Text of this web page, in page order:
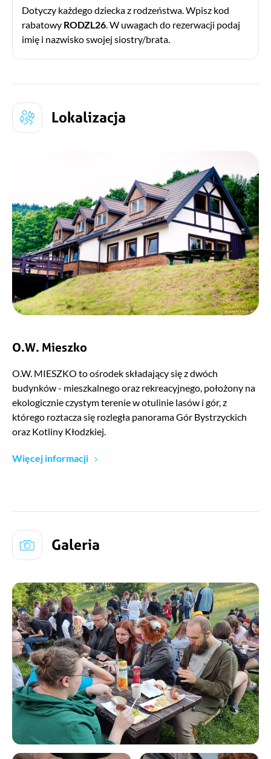
Dotyczy każdego dziecka z rodzeństwa. Wpisz kod
rabatowy RODZL26 . W uwagach do rezerwacji podaj
imię i nazwisko swojej siostry/brata.
Lokalizacja
O.W. Mieszko
O.W. MIESZKO to ośrodek składający się z dwóch
budynków - mieszkalnego oraz rekreacyjnego, położony na
ekologicznie czystym terenie w otulinie lasów i gór, z
którego roztacza się rozległa panorama Gór Bystrzyckich
oraz Kotliny Kłodzkiej.
Więcej informacji
Galeria